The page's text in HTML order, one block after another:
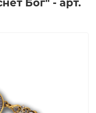
Бог" - арт.